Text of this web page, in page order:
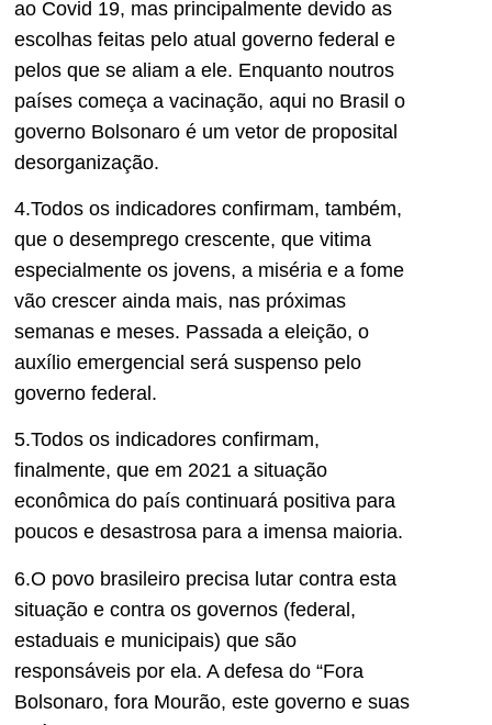
ao Covid 19, mas principalmente devido as
escolhas feitas pelo atual governo federal e
pelos que se aliam a ele. Enquanto noutros
países começa a vacinação, aqui no Brasil o
governo Bolsonaro é um vetor de proposital
desorganização.
4.Todos os indicadores confirmam, também,
que o desemprego crescente, que vitima
especialmente os jovens, a miséria e a fome
vão crescer ainda mais, nas próximas
semanas e meses. Passada a eleição, o
auxílio emergencial será suspenso pelo
governo federal.
5.Todos os indicadores confirmam,
finalmente, que em 2021 a situação
econômica do país continuará positiva para
poucos e desastrosa para a imensa maioria.
6.O povo brasileiro precisa lutar contra esta
situação e contra os governos (federal,
estaduais e municipais) que são
responsáveis por ela. A defesa do “Fora
Bolsonaro, fora Mourão, este governo e suas